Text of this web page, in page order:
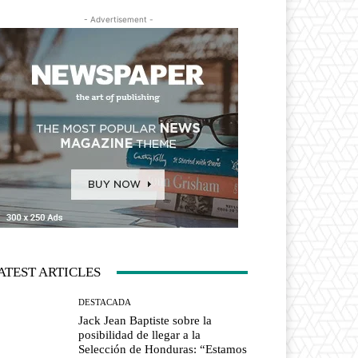
- Advertisement -
ARTICLES
DESTACADA
Jack Jean Baptiste sobre la
posibilidad de llegar a la
Selección de Honduras: “Estamos